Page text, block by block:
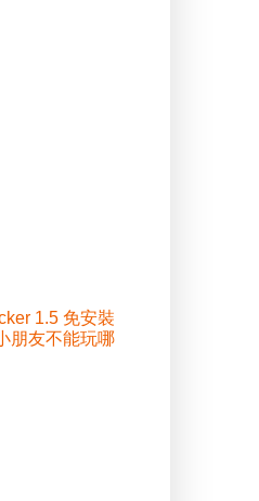
1.5 免安裝
朋友不能玩哪